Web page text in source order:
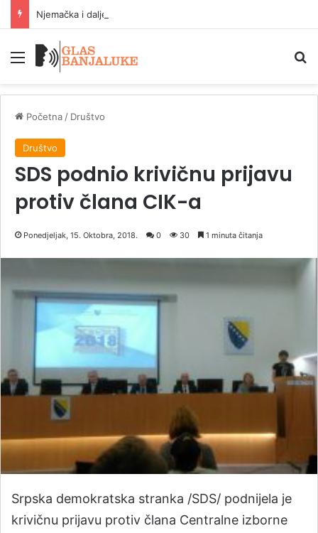
Meni
Početna / Društvo
Društvo
SDS podnio krivičnu prijavu
protiv člana CIK-a
Ponedjeljak, 15. Oktobra, 2018. 0 30 1 minuta čitanja
Srpska demokratska stranka /SDS/ podnijela je
krivičnu prijavu protiv člana Centralne izborne